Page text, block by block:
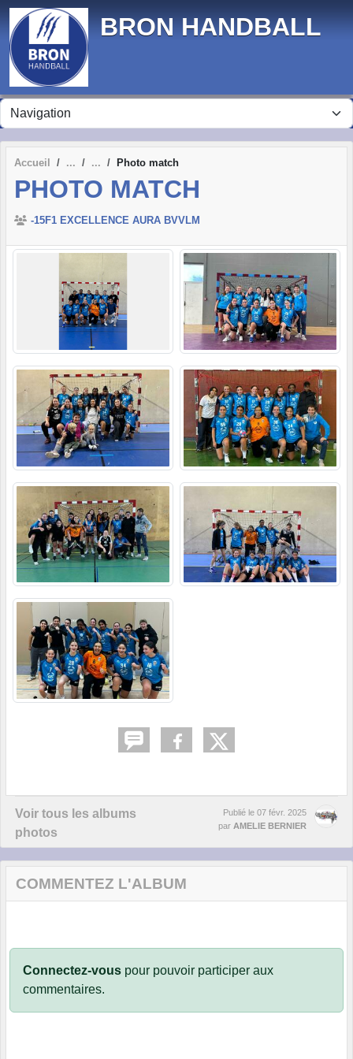
BRON HANDBALL
Accueil Photo match
PHOTO MATCH
-15F1 EXCELLENCE AURA BVVLM
Voir tous les albums
photos
Publié le 07 févr. 2025
par AMELIE BERNIER
COMMENTEZ L'ALBUM
Connectez-vous pour pouvoir participer aux
commentaires.
Panneau de gestion des cookies